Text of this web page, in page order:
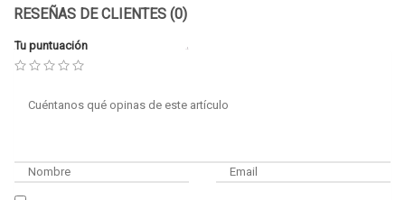
RESEÑAS DE CLIENTES (0)
Tu puntuación